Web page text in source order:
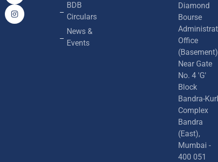
BDB
Circulars
News &
Events
Diamond
Bourse
Office
(Basement)
Near Gate
No. 4 'G'
Block
Bandra-
Complex
Bandra
(East),
Mumbai -
400 051